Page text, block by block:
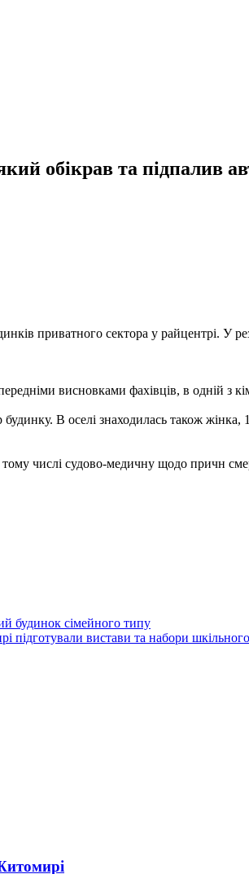
обікрав та підпалив
приватного сектора у райцентрі. У
висновками фахівців, в одній з
В оселі знаходилась також
числі судово-медичну щодо причн
будинок сімейного типу
підготували вистави та набори